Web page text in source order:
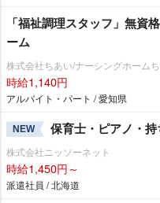
「福祉調理スタッフ」無資
ーム
株式会社ちあい/ナーシングホーム
時給1,140円
アルバイト・パート / 愛知県
NEW 保育士・ピアノ・
株式会社ニッソーネット
時給1,450円～
派遣社員 / 北海道